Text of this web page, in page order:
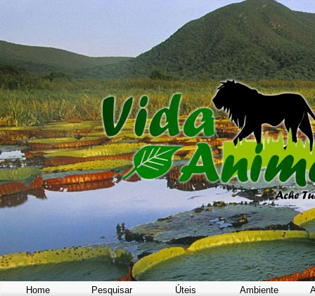
Home Pesquisar Úteis Ambiente